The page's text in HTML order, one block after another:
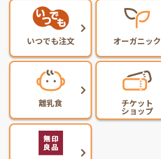
いつでも注文 オーガニック
離乳食 チケット
ショップ